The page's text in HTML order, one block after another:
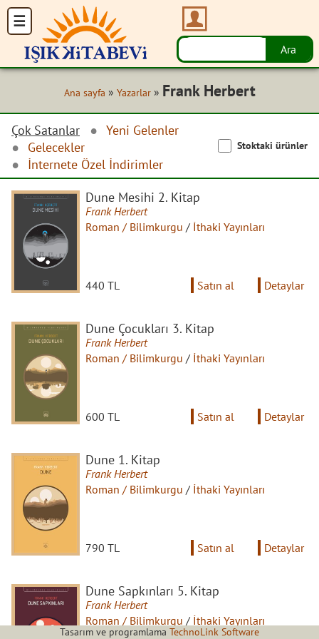
Ana sayfa » Yazarlar» Frank Herbert
Çok Satanlar
Yeni Gelenler
Gelecekler
İnternete Özel İndirimler
Stoktaki ürünler
Dune Mesihi 2. Kitap
Frank Herbert
Roman / Bilimkurgu / İthaki Yayınları
440 TL Satın al Detaylar
Dune Çocukları 3. Kitap
Frank Herbert
Roman / Bilimkurgu / İthaki Yayınları
600 TL Satın al Detaylar
Dune 1. Kitap
Frank Herbert
Roman / Bilimkurgu / İthaki Yayınları
790 TL Satın al Detaylar
Dune Sapkınları 5. Kitap
Frank Herbert
Roman / Bilimkurgu / İthaki Yayınları
Tasarım ve programlama TechnoLink Software